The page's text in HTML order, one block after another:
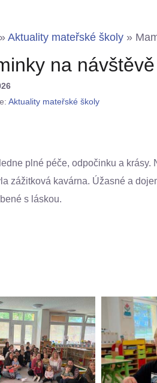
» Aktuality mateřské školy »
na
Aktuality mateřské školy
plné péče, odpočinku a
zážitková kavárna. Úžasné a
s láskou.